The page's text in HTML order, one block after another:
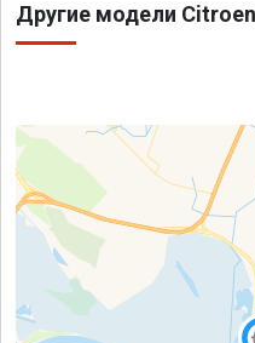
Другие модели Citroen